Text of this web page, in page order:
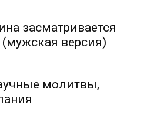
засматривается
версия)
молитвы,